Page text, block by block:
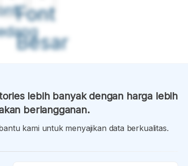
Font
Besar
lebih banyak dengan harga lebih
berlangganan.
kami untuk menyajikan data berkualitas.